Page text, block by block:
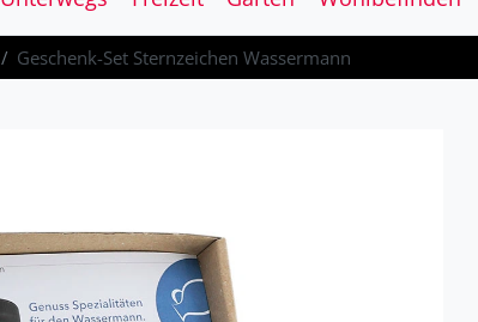
Geschenk-Set Sternzeichen Wassermann